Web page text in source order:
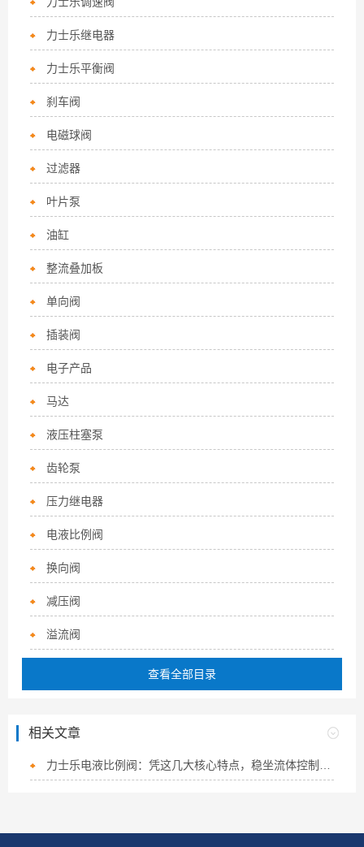
力士乐继电器
力士乐平衡阀
刹车阀
电磁球阀
过滤器
叶片泵
油缸
整流叠加板
单向阀
插装阀
电子产品
马达
液压柱塞泵
齿轮泵
压力继电器
电液比例阀
换向阀
减压阀
溢流阀
查看全部目录
相关文章